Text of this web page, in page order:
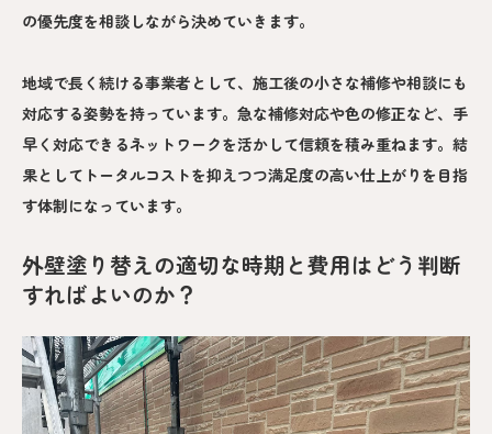
の優先度を相談しながら決めていきます。
地域で長く続ける事業者として、施工後の小さな補修や相談にも
対応する姿勢を持っています。急な補修対応や色の修正など、手
早く対応できるネットワークを活かして信頼を積み重ねます。結
果としてトータルコストを抑えつつ満足度の高い仕上がりを目指
す体制になっています。
外壁塗り替えの適切な時期と費用はどう判断
すればよいのか？